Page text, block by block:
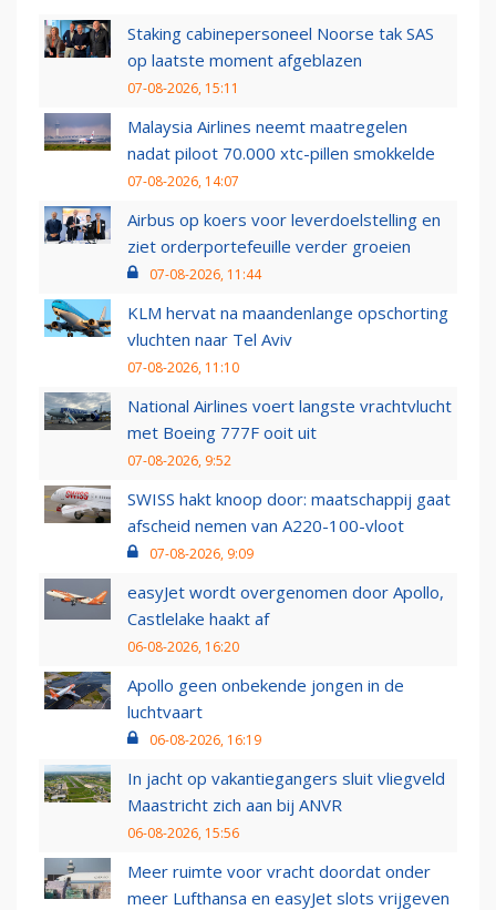
Staking cabinepersoneel Noorse tak SAS
op laatste moment afgeblazen
07-08-2026, 15:11
Malaysia Airlines neemt maatregelen
nadat piloot 70.000 xtc-pillen smokkelde
07-08-2026, 14:07
Airbus op koers voor leverdoelstelling en
ziet orderportefeuille verder groeien
07-08-2026, 11:44
KLM hervat na maandenlange opschorting
vluchten naar Tel Aviv
07-08-2026, 11:10
National Airlines voert langste vrachtvlucht
met Boeing 777F ooit uit
07-08-2026, 9:52
SWISS hakt knoop door: maatschappij gaat
afscheid nemen van A220-100-vloot
07-08-2026, 9:09
easyJet wordt overgenomen door Apollo,
Castlelake haakt af
06-08-2026, 16:20
Apollo geen onbekende jongen in de
luchtvaart
06-08-2026, 16:19
In jacht op vakantiegangers sluit vliegveld
Maastricht zich aan bij ANVR
06-08-2026, 15:56
Meer ruimte voor vracht doordat onder
meer Lufthansa en easyJet slots vrijgeven